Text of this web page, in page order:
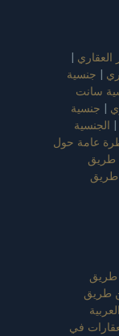
العقاري |
| جنسية
سانت
| جنسية
| الجنسية
عامة حول
طريق
طريق
طريق
طريق
في